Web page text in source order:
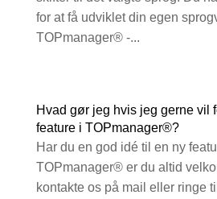
for at få udviklet din egen
TOPmanager® -...
Hvad gør jeg hvis jeg gerne vil
feature i TOPmanager®?
Har du en god idé til en ny
TOPmanager® er du altid
kontakte os på mail eller ringe